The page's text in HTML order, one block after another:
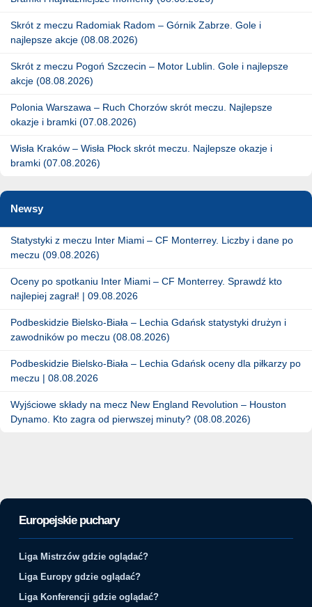
Skrót z meczu Radomiak Radom – Górnik Zabrze. Gole i
najlepsze akcje (08.08.2026)
Skrót z meczu Pogoń Szczecin – Motor Lublin. Gole i najlepsze
akcje (08.08.2026)
Polonia Warszawa – Ruch Chorzów skrót meczu. Najlepsze
okazje i bramki (07.08.2026)
Wisła Kraków – Wisła Płock skrót meczu. Najlepsze okazje i
bramki (07.08.2026)
Newsy
Statystyki z meczu Inter Miami – CF Monterrey. Liczby i dane po
meczu (09.08.2026)
Oceny po spotkaniu Inter Miami – CF Monterrey. Sprawdź kto
najlepiej zagrał! | 09.08.2026
Podbeskidzie Bielsko-Biała – Lechia Gdańsk statystyki drużyn i
zawodników po meczu (08.08.2026)
Podbeskidzie Bielsko-Biała – Lechia Gdańsk oceny dla piłkarzy po
meczu | 08.08.2026
Wyjściowe składy na mecz New England Revolution – Houston
Dynamo. Kto zagra od pierwszej minuty? (08.08.2026)
Europejskie puchary
Liga Mistrzów gdzie oglądać?
Liga Europy gdzie oglądać?
Liga Konferencji gdzie oglądać?